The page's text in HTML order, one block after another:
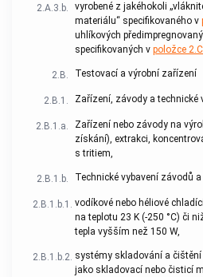
2.A.3.b.
vyrobené z jakéhokoli
materiálu“ specifikovaného v
uhlíkových
specifikovaných v položce
2.B. Testovací a výrobní zařízení
2.B.1. Zařízení, závody a technické
2.B.1.a.
Zařízení nebo závody na
získání), extrakci,
s tritiem,
2.B.1.b. Technické vybavení závodů
2.B.1.b.1. vodíkové nebo héliové
na teplotu 23 K (-250 °C) či
tepla vyšším než 150 W,
2.B.1.b.2. systémy skladování a
jako skladovací nebo čisticí